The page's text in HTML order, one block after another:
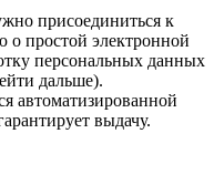
присоединиться к
о простой электронной
персональных данных
дальше).
автоматизированной
выдачу.